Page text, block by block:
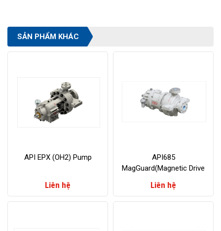
SẢN PHẨM KHÁC
API EPX (OH2) Pump
Liên hệ
API685
MagGuard(Magnetic Drive
Liên hệ